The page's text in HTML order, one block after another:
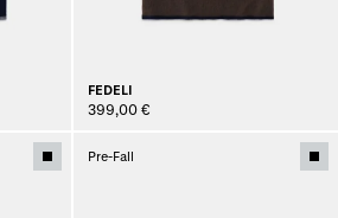
FEDELI
399,00 €
Pre-Fall